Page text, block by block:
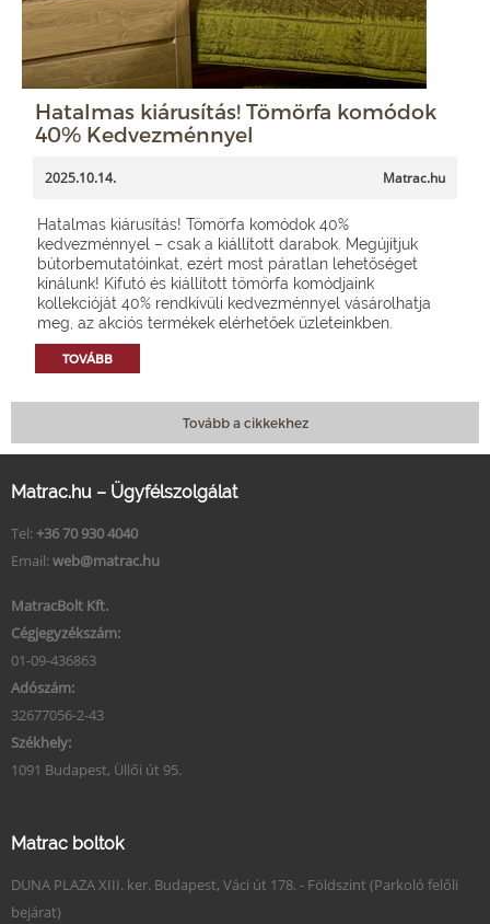
Hatalmas kiárusítás! Tömörfa komódok
40% Kedvezménnyel
2025.10.14. Matrac.hu
Hatalmas kiárusítás! Tömörfa komódok 40%
kedvezménnyel – csak a kiállított darabok. Megújítjuk
bútorbemutatóinkat, ezért most páratlan lehetőséget
kínálunk! Kifutó és kiállított tömörfa komódjaink
kollekcióját 40% rendkívüli kedvezménnyel vásárolhatja
meg, az akciós termékek elérhetőek üzleteinkben.
TOVÁBB
Tovább a cikkekhez
Matrac.hu – Ügyfélszolgálat
Tel: +36 70 930 4040
Email: web@matrac.hu
MatracBolt Kft.
Cégjegyzékszám:
01-09-436863
Adószám:
32677056-2-43
Székhely:
1091 Budapest, Üllői út 95.
Matrac boltok
DUNA PLAZA XIII. ker. Budapest, Váci út 178. - Földszint (Parkoló felőli
bejárat)